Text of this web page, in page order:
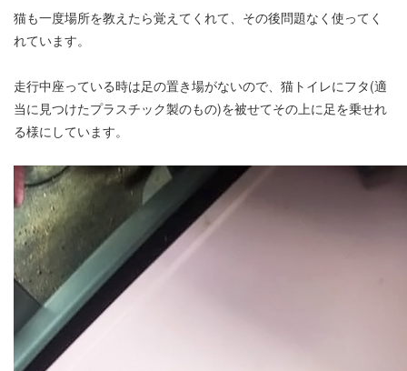
猫も一度場所を教えたら覚えてくれて、その後問題なく使ってく
れています。
走行中座っている時は足の置き場がないので、猫トイレにフタ(適
当に見つけたプラスチック製のもの)を被せてその上に足を乗せれ
る様にしています。